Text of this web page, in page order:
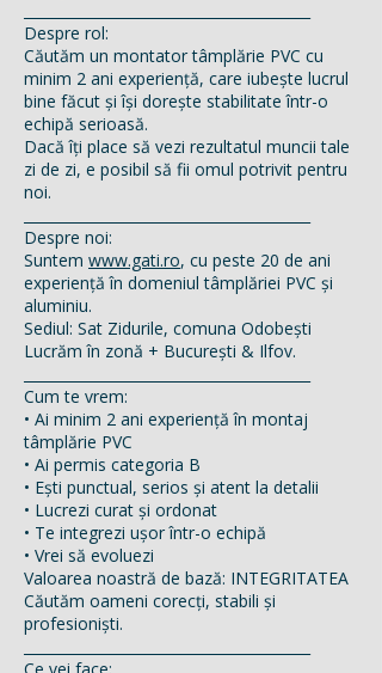
Despre rol:
Căutăm un montator tâmplărie PVC cu
minim 2 ani experiență, care iubește lucrul
bine făcut și își dorește stabilitate într-o
echipă serioasă.
Dacă îți place să vezi rezultatul muncii tale
zi de zi, e posibil să fii omul potrivit pentru
noi.
Despre noi:
Suntem www.gati.ro, cu peste 20 de ani
experiență în domeniul tâmplăriei PVC și
aluminiu.
Sediul: Sat Zidurile, comuna Odobești
Lucrăm în zonă + București & Ilfov.
Cum te vrem:
• Ai minim 2 ani experiență în montaj
tâmplărie PVC
• Ai permis categoria B
• Ești punctual, serios și atent la detalii
• Lucrezi curat și ordonat
• Te integrezi ușor într-o echipă
• Vrei să evoluezi
Valoarea noastră de bază: INTEGRITATEA
Căutăm oameni corecți, stabili și
profesioniști.